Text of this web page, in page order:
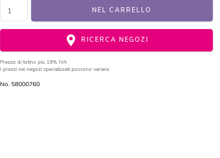
NEL CARRELLO
RICERCA NEGOZI
Prezzo di listino più 19% IVA
I prezzi nei negozi specializzati possono variare.
No. 58000760